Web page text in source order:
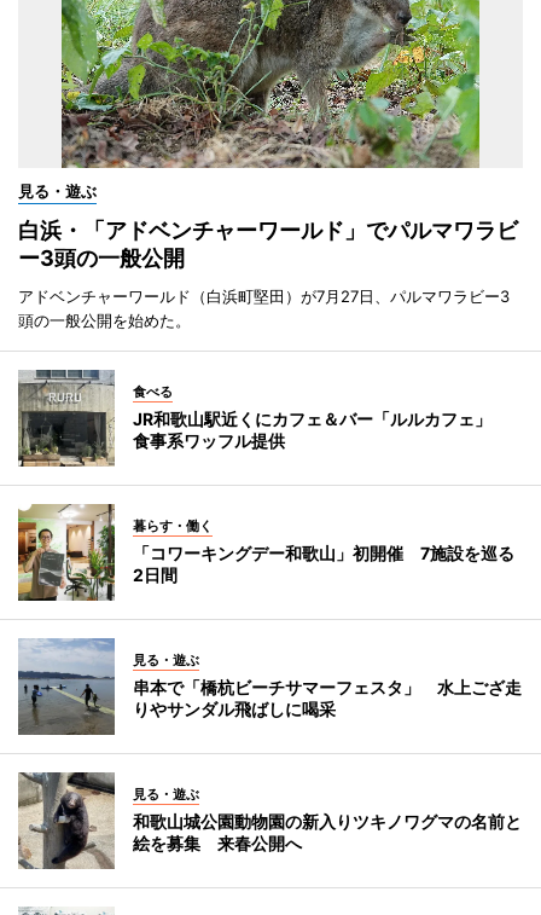
見る・遊ぶ
白浜・「アドベンチャーワールド」でパルマワラビ
ー3頭の一般公開
アドベンチャーワールド（白浜町堅田）が7月27日、パルマワラビー3
頭の一般公開を始めた。
食べる
JR和歌山駅近くにカフェ＆バー「ルルカフェ」
食事系ワッフル提供
暮らす・働く
「コワーキングデー和歌山」初開催 7施設を巡る
2日間
見る・遊ぶ
串本で「橋杭ビーチサマーフェスタ」 水上ござ走
りやサンダル飛ばしに喝采
見る・遊ぶ
和歌山城公園動物園の新入りツキノワグマの名前と
絵を募集 来春公開へ